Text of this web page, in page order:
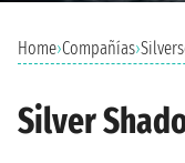
Home›Compañías›
Silver